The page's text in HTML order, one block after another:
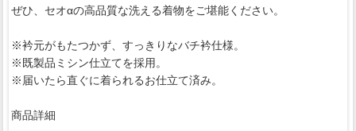
ぜひ、セオαの高品質な洗える着物をご堪能ください。
※衿元がもたつかず、すっきりなバチ衿仕様。
※既製品ミシン仕立てを採用。
※届いたら直ぐに着られるお仕立て済み。
商品詳細